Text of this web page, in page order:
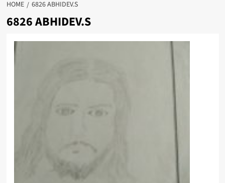
HOME 6826 ABHIDEV.S
6826 ABHIDEV.S